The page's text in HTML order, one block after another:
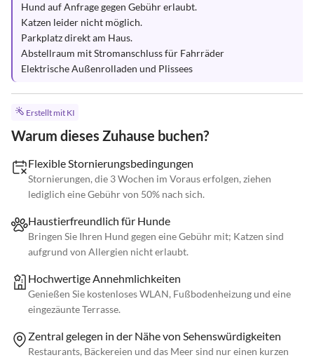
Hund auf Anfrage gegen Gebühr erlaubt.
Katzen leider nicht möglich.
Parkplatz direkt am Haus.
Abstellraum mit Stromanschluss für Fahrräder
Elektrische Außenrolladen und Plissees
Erstellt mit KI
Warum dieses Zuhause buchen?
Flexible Stornierungsbedingungen
Stornierungen, die 3 Wochen im Voraus erfolgen, ziehen
lediglich eine Gebühr von 50% nach sich.
Haustierfreundlich für Hunde
Bringen Sie Ihren Hund gegen eine Gebühr mit; Katzen sind
aufgrund von Allergien nicht erlaubt.
Hochwertige Annehmlichkeiten
Genießen Sie kostenloses WLAN, Fußbodenheizung und eine
eingezäunte Terrasse.
Zentral gelegen in der Nähe von Sehenswürdigkeiten
Restaurants, Bäckereien und das Meer sind nur einen kurzen